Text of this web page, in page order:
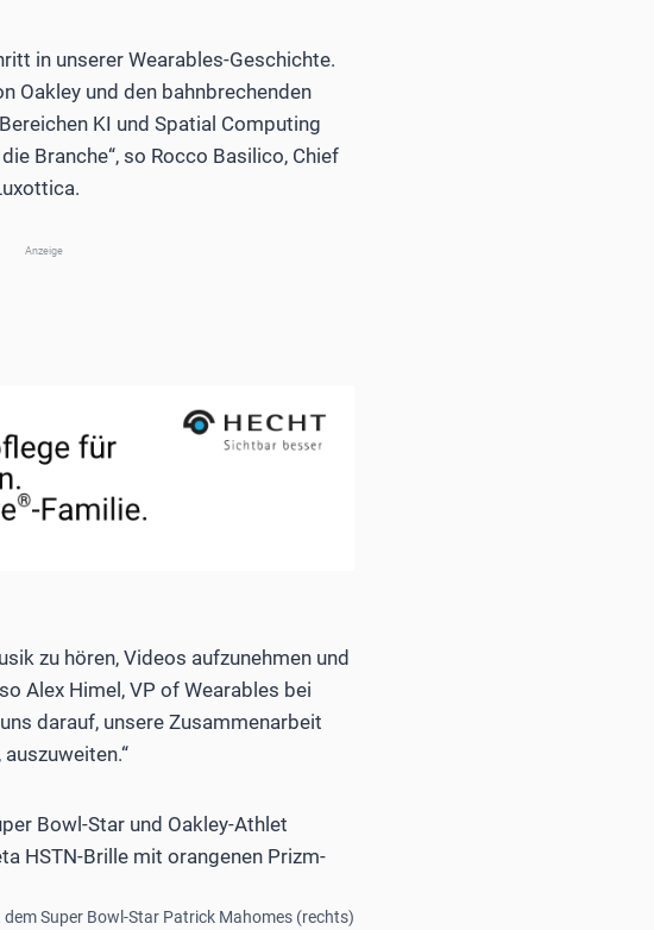
in unserer Wearables-Geschichte.
Oakley und den bahnbrechenden
KI und Spatial Computing
Branche“, so Rocco Basilico, Chief
Anzeige
zu hören, Videos aufzunehmen und
Alex Himel, VP of Wearables bei
darauf, unsere Zusammenarbeit
Super Bowl-Star Patrick Mahomes (rechts)